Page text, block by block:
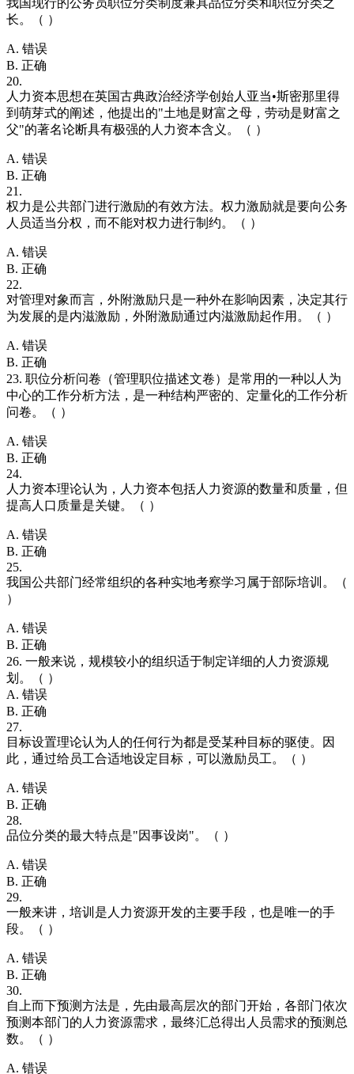
我国现行的公务员职位分类制度兼具品位分类和职位分类之
长。（ ）
A. 错误
B. 正确
20.
人力资本思想在英国古典政治经济学创始人亚当•斯密那里得
到萌芽式的阐述，他提出的"土地是财富之母，劳动是财富之
父"的著名论断具有极强的人力资本含义。（ ）
A. 错误
B. 正确
21.
权力是公共部门进行激励的有效方法。权力激励就是要向公务
人员适当分权，而不能对权力进行制约。（ ）
A. 错误
B. 正确
22.
对管理对象而言，外附激励只是一种外在影响因素，决定其行
为发展的是内滋激励，外附激励通过内滋激励起作用。（ ）
A. 错误
B. 正确
23. 职位分析问卷（管理职位描述文卷）是常用的一种以人为
中心的工作分析方法，是一种结构严密的、定量化的工作分析
问卷。（ ）
A. 错误
B. 正确
24.
人力资本理论认为，人力资本包括人力资源的数量和质量，但
提高人口质量是关键。（ ）
A. 错误
B. 正确
25.
我国公共部门经常组织的各种实地考察学习属于部际培训。（
）
A. 错误
B. 正确
26. 一般来说，规模较小的组织适于制定详细的人力资源规
划。（ ）
A. 错误
B. 正确
27.
目标设置理论认为人的任何行为都是受某种目标的驱使。因
此，通过给员工合适地设定目标，可以激励员工。（ ）
A. 错误
B. 正确
28.
品位分类的最大特点是"因事设岗"。（ ）
A. 错误
B. 正确
29.
一般来讲，培训是人力资源开发的主要手段，也是唯一的手
段。（ ）
A. 错误
B. 正确
30.
自上而下预测方法是，先由最高层次的部门开始，各部门依次
预测本部门的人力资源需求，最终汇总得出人员需求的预测总
数。（ ）
A. 错误